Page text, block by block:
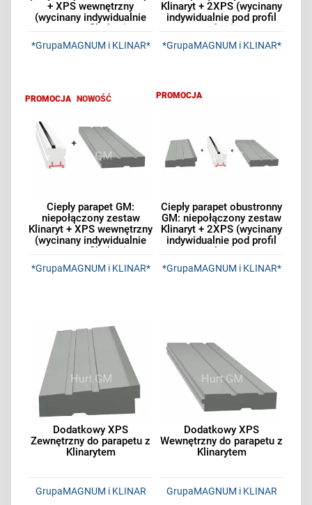
+ XPS wewnętrzny
(wycinany indywidualnie
pod profil okna)
*GrupaMAGNUM i KLINAR*
Klinaryt + 2XPS (wycinany
indywidualnie pod profil
okna)
*GrupaMAGNUM i KLINAR*
Ciepły parapet GM:
niepołączony zestaw
Klinaryt + XPS wewnętrzny
(wycinany indywidualnie
pod profil okna)
*GrupaMAGNUM i KLINAR*
PROMOCJA NOWOŚĆ
Ciepły parapet obustronny
GM: niepołączony zestaw
Klinaryt + 2XPS (wycinany
indywidualnie pod profil
okna)
*GrupaMAGNUM i KLINAR*
PROMOCJA
Dodatkowy XPS
Zewnętrzny do parapetu z
Klinarytem
GrupaMAGNUM i KLINAR
Dodatkowy XPS
Wewnętrzny do parapetu z
Klinarytem
GrupaMAGNUM i KLINAR